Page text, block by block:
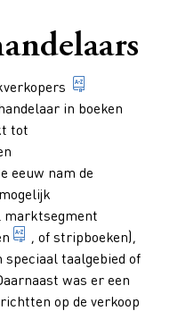
die beroepshalve voor
te verhandelen.
in boeken
tot
met zowel fictie als niet
voor
eeuw nam de
uitgaven als uitgaven
marktsegment
en onderzoek.
boek met muziekwerken.
, of stripboeken),
speciaal taalgebied of
soort) drukwerk.
de verkoop van
gespecialiseerd in
was er een
en populaire boeken,
kranten en tijdschriften;
op de verkoop